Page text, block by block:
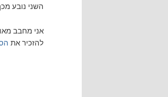
השני נובע
אני מחבב
להזכיר את